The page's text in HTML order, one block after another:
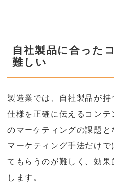
自社製品に合った
難しい
製造業では、自社製品が
仕様を正確に伝えるコン
のマーケティングの課題
マーケティング手法だけ
てもらうのが難しく、効
します。